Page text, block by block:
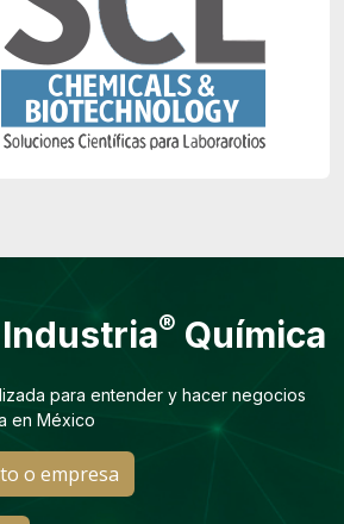
® Química
para entender y hacer negocios
en México
o empresa